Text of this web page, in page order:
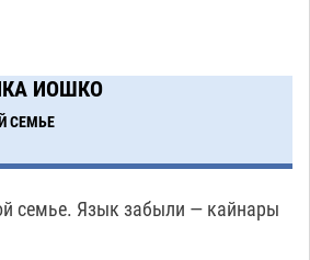
в Москве
06.08 199
переводит городские
на автоматический полив
ребенок после пожара в
ИОШКО
СЕМЬЕ
семье. Язык забыли — кайнары